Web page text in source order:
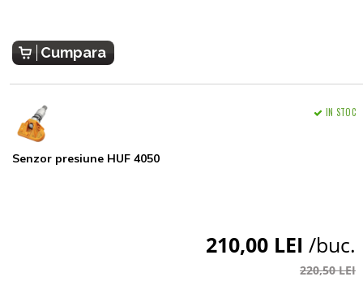
Cumpara
Senzor presiune HUF 4050
IN STOC
210,00 LEI /buc.
220,50 LEI